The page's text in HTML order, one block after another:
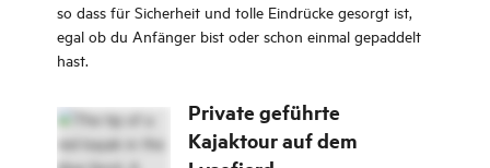
so dass für Sicherheit und tolle Eindrücke gesorgt ist,
egal ob du Anfänger bist oder schon einmal gepaddelt
hast.
Private geführte
Kajaktour auf dem